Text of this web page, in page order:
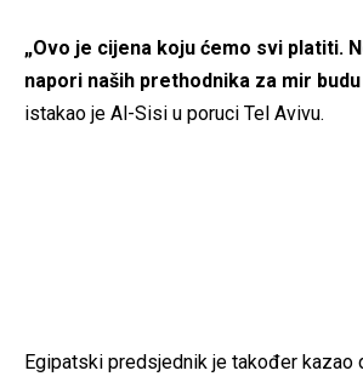
„Ovo je cijena koju ćemo svi platiti.
napori naših prethodnika za mir budu
istakao je Al-Sisi u poruci Tel Avivu.
Egipatski predsjednik je također kazao